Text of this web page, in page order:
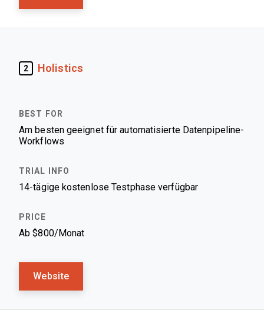
2 Holistics
Am besten geeignet für automatisierte Datenpipeline-
Workflows
14-tägige kostenlose Testphase verfügbar
Ab $800/Monat
Website